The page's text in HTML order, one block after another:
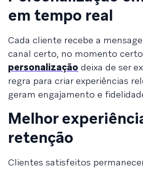
em tempo real
Cada cliente recebe a
canal certo, no momento
personalização deixa de ser
regra para criar experiências
geram engajamento e
Melhor
retenção
Clientes satisfeitos